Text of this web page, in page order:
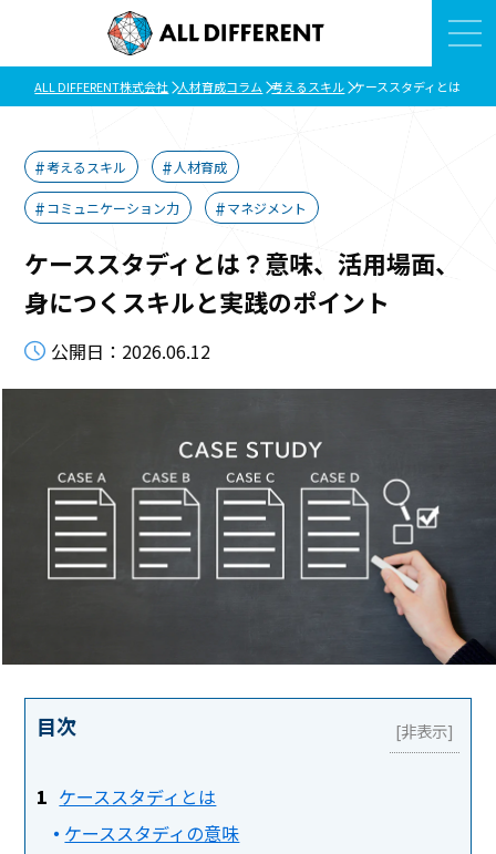
ALL DIFFERENT株式会社 人材育成コラム 考えるスキル ケーススタディとは？意
考えるスキル 人材育成
コミュニケーション力 マネジメント
ケーススタディとは？意味、活用場面、
身につくスキルと実践のポイント
公開日：2026.06.12
目次
ケーススタディとは
ケーススタディの意味